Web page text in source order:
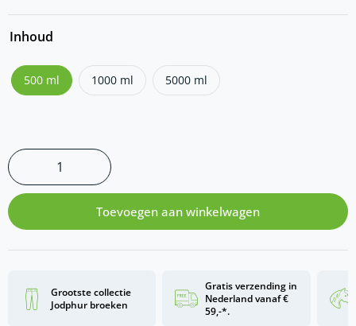
Inhoud
500 ml 1000 ml 5000 ml
Toevoegen aan winkelwagen
Grootste collectie
Jodphur broeken
Gratis verzending in
Nederland vanaf €
59,-*.